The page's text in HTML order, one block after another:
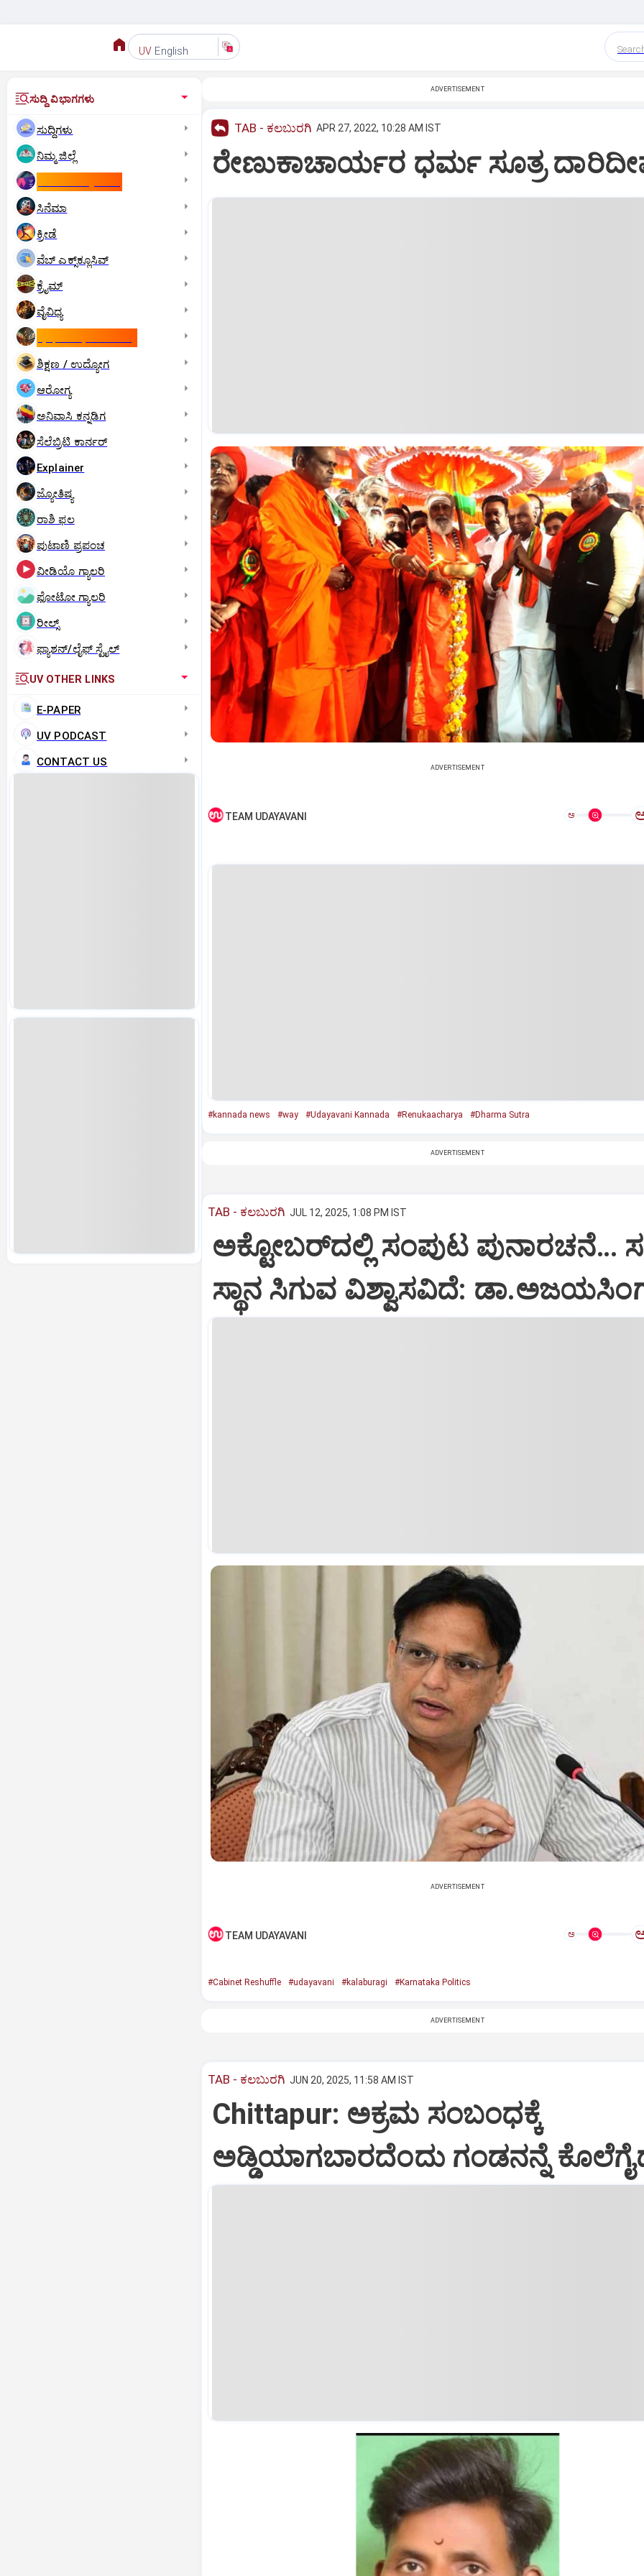
UV English
ಸುದ್ದಿ ವಿಭಾಗಗಳು
ಸುದ್ದಿಗಳು
ನಿಮ್ಮ ಜಿಲ್ಲೆ
ಸಿನೆಮಾ
ಕ್ರೀಡೆ
ವೆಬ್ ಎಕ್ಸ್‌ಕ್ಲೂಸಿವ್
ಕ್ರೈಮ್
ವೈವಿಧ್ಯ
ಶಿಕ್ಷಣ / ಉದ್ಯೋಗ
ಆರೋಗ್ಯ
ಅನಿವಾಸಿ ಕನ್ನಡಿಗ
ಸೆಲೆಬ್ರಿಟಿ ಕಾರ್ನರ್‌
Explainer
ಜ್ಯೋತಿಷ್ಯ
ರಾಶಿ ಫಲ
ಪುಟಾಣಿ ಪ್ರಪಂಚ
ವೀಡಿಯೊ ಗ್ಯಾಲರಿ
ಫೋಟೋ ಗ್ಯಾಲರಿ
ರೀಲ್ಸ್
ಫ್ಯಾಶನ್/ಲೈಫ್‌ ಸ್ಟೈಲ್
UV OTHER LINKS
E-PAPER
UV PODCAST
CONTACT US
ADVERTISEMENT
TAB - ಕಲಬುರಗಿ APR 27, 2022, 10:28 AM IST
ರೇಣುಕಾಚಾರ್ಯರ ಧರ್ಮ ಸೂತ್ರ
ADVERTISEMENT
TEAM UDAYAVANI ಅ
#kannada news #way #Udayavani Kannada #Renukaacharya #Dharma Sutra
ADVERTISEMENT
TAB - ಕಲಬುರಗಿ JUL 12, 2025, 1:08 PM IST
ಅಕ್ಟೋಬರ್‌ದಲ್ಲಿ ಸಂಪುಟ ಪುನಾರಚನೆ…
ಸ್ಥಾನ ಸಿಗುವ ವಿಶ್ವಾಸವಿದೆ:
ADVERTISEMENT
TEAM UDAYAVANI ಅ
#Cabinet Reshuffle #udayavani #kalaburagi #Karnataka Politics
ADVERTISEMENT
TAB - ಕಲಬುರಗಿ JUN 20, 2025, 11:58 AM IST
Chittapur: ಅಕ್ರಮ ಸಂಬಂಧಕ್ಕೆ
ಅಡ್ಡಿಯಾಗಬಾರದೆಂದು ಗಂಡನನ್ನೆ